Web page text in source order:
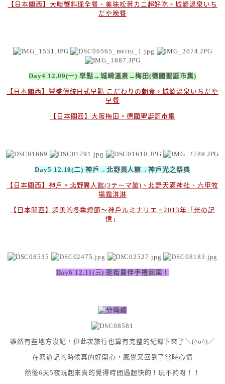
【日本關西】大啖蟹料理全餐、美味松葉カニ超好吃。城崎溫泉いち
だや晚餐
Day4 12.09(一) 早點→城崎溫泉→梅田(德國聖誕市集)
【日本關西】豐盛傳統日式早點 こだわりの朝食。城崎溫泉いちだや
早餐
【日本關西】大阪梅田。德國聖誕節市集
Day5 12.10(二) 神戶→北野異人館→神戶光之祭典
【日本關西】神戶。北野異人館(3テーマ館)、北野天滿神社、六甲牧
場霜淇淋
【日本關西】超美的冬季燈節～神戶ルミナリエ。2013年「光の記
憶」
Day6 12.11(三) 逛街買伴手禮回國！
雖然有些地方沒記，但此次旅行也算有完整的紀錄下來了＼(^o^)／
在寫遊記的時候真的好開心，感覺又回到了當時心情
然後6天5夜玩起來真的覺得時間過超快的！玩不夠呀！！